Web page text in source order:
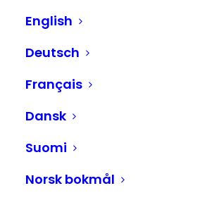
English
Deutsch
Français
Dansk
Suomi
Norsk bokmål